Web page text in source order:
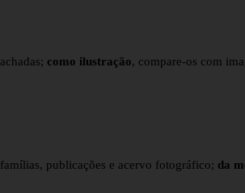
como ilustração, compare-os com
publicações e acervo fotográfico; da